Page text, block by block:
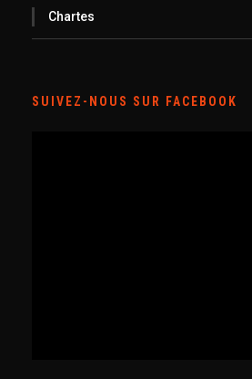
Chartes
SUIVEZ-NOUS SUR FACEBOOK